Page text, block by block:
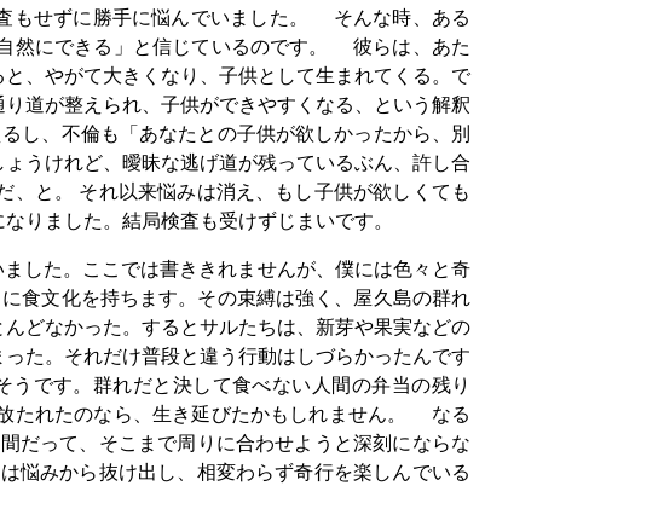
せずに勝手に悩んでいました。 そんな時、ある
然にできる」と信じているのです。 彼らは、あた
、やがて大きくなり、子供として生まれてくる。で
道が整えられ、子供ができやすくなる、という解釈
、不倫も「あなたとの子供が欲しかったから、別
うけれど、曖昧な逃げ道が残っているぶん、許し合
と。 それ以来悩みは消え、もし子供が欲しくても
りました。結局検査も受けずじまいです。
た。ここでは書ききれませんが、僕には色々と奇
文化を持ちます。その束縛は強く、屋久島の群れ
どなかった。するとサルたちは、新芽や果実などの
た。それだけ普段と違う行動はしづらかったんです
です。群れだと決して食べない人間の弁当の残り
たれたのなら、生き延びたかもしれません。 なる
だって、そこまで周りに合わせようと深刻にならな
悩みから抜け出し、相変わらず奇行を楽しんでいる